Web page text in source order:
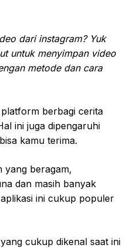
dari instagram? Yuk
untuk menyimpan video
metode dan cara
berbagi cerita
ini juga dipengaruhi
kamu terima.
yang beragam,
dan masih banyak
ini cukup populer
cukup dikenal saat ini